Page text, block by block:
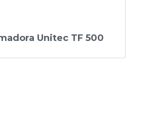
Unitec TF 500